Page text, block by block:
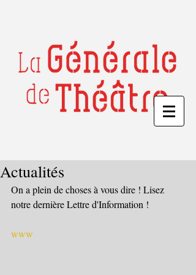
Actualités
On a plein de choses à vous dire ! Lisez
notre dernière Lettre d'Information !
www